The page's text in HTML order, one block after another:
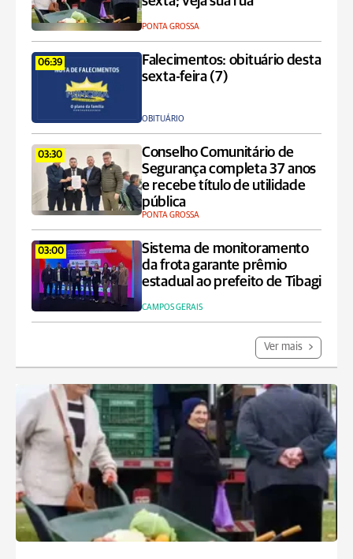
PONTA GROSSA
06:39
Falecimentos: obituário desta
sexta-feira (7)
OBITUÁRIO
03:30
Conselho Comunitário de
Segurança completa 37 anos
e recebe título de utilidade
pública
PONTA GROSSA
03:00
Sistema de monitoramento
da frota garante prêmio
estadual ao prefeito de Tibagi
CAMPOS GERAIS
Ver mais